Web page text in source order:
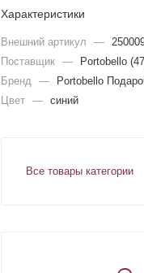
Характеристики
Внешний артикул —
Поставщик —
Portobello
Бренд
—
Portobello
Цвет — синий
Все товары категории